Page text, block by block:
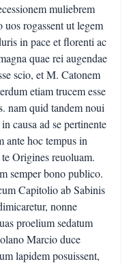
muliebrem
rogassent ut legem
in pace et florenti ac
quae rei augendae
scio, et M. Catonem
etiam trucem esse
nam quid tandem noui
causa ad se pertinente
ante hoc tempus in
Origines reuoluam.
semper bono publico.
Capitolio ab Sabinis
nonne
proelium sedatum
Marcio duce
lapidem posuissent,